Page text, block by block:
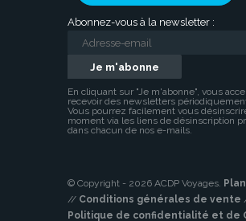
Abonnez-vous à la newsletter :
En cliquant sur "Je m'abonne", vous
recevoir des newsletters
Vous pourrez facilement vous
moment via les liens de désinscription
dans chacun de nos e-mails.
© Copyright - 2026 ACDP Voyages.
// Conditions générales de vente
Politique de confidentialité et de